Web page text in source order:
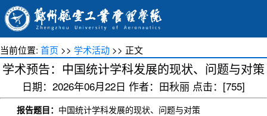
当前位置: 首页 >> 学术活动 >> 正文
学术预告：中国统计学科发展的现状、问题与对策
日期：2026年06月22日 作者：田秋丽 点击：[755]
报告题目： 中国统计学科发展的现状、问题与对策